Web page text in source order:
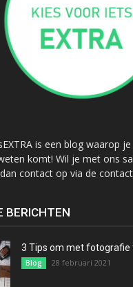
is een blog waarop
komt! Wil je met ons
dan contact op via de
BERICHTEN
3 Tips om met fotografie
Blog 28 februari 2021